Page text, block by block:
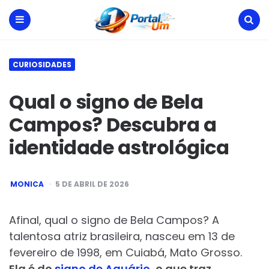
CURIOSIDADES
Qual o signo de Bela
Campos? Descubra a
identidade astrológica
POSTED
BY
MONICA 5 DE ABRIL DE 2026
Afinal, qual o signo de Bela Campos? A
talentosa atriz brasileira, nasceu em 13 de
fevereiro de 1998, em Cuiabá, Mato Grosso.